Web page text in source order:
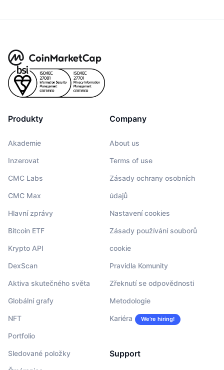
Produkty
Akademie
Inzerovat
CMC Labs
CMC Max
Hlavní zprávy
Bitcoin ETF
Krypto API
DexScan
Aktiva skutečného světa
Globální grafy
NFT
Portfolio
Sledované položky
Company
About us
Terms of use
Zásady ochrany osobních
údajů
Nastavení cookies
Zásady používání souborů
cookie
Pravidla Komunity
Zřeknutí se odpovědnosti
Metodologie
Kariéra We’re hiring!
Support